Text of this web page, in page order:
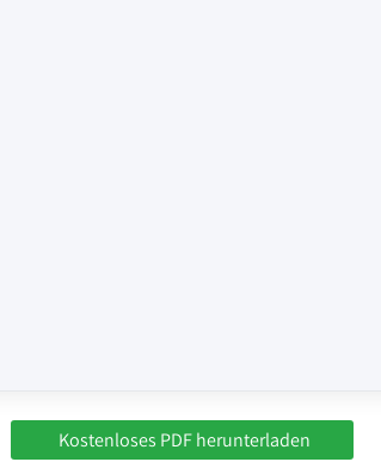
Kostenloses PDF herunterladen